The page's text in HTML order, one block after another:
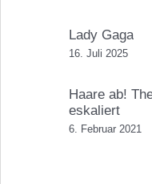
Lady Gaga
16. Juli 2025
Haare ab!
eskaliert
6. Februar 2021